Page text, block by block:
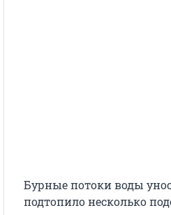
Бурные потоки воды
подтопило несколько